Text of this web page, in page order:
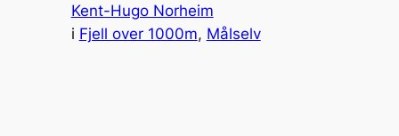
Kent-Hugo Norheim
i Fjell over 1000m, Målselv